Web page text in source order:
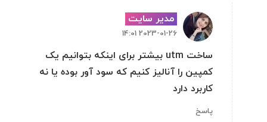
مدیر سایت
2023-01-26 14:01
ساخت utm بیشتر برای اینکه بتوانیم یک
کمپین را آنالیز کنیم که سود آور بوده یا نه
کاربرد دارد
پاسخ